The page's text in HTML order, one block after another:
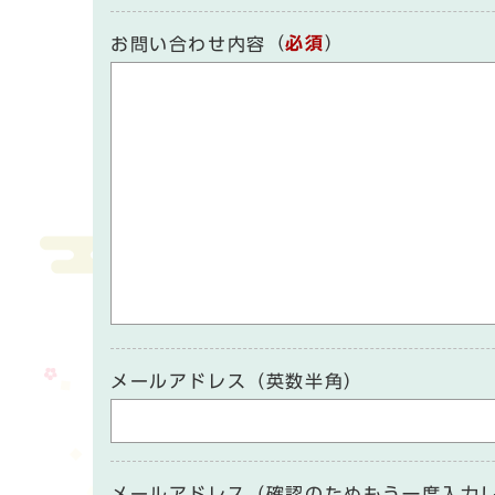
お問い合わせ内容 （必須）
メールアドレス（英数半角）